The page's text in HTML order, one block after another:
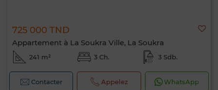
725 000 TND
Appartement à La Soukra Ville, La Soukra
241 m² 3 Ch. 3 Sdb.
Contacter Appelez WhatsApp